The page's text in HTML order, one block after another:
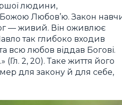
людини,
Любов’ю. Закон
— живий. Він оживлює
так глибоко входив
всю любов віддав Богові.
2, 20). Таке життя його
для закону й для себе,